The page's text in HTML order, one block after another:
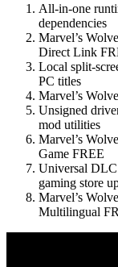
All-in-one
dependencies
Marvel’s
Direct Link
Local split-
PC titles
Marvel’s
Unsigned
mod utilities
Marvel’s
Game FREE
Universal DLC
gaming store
Marvel’s
Multilingual